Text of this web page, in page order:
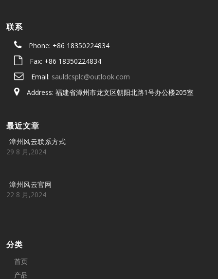
联系
Phone: +86 18350224834
Fax: +86 18350224834
Email: sauldcsplc@outlook.com
Address: 福建省漳州市龙文区朝阳北路1号办公楼205室
最近文章
漳州风云联系方式
29 8 月,2024
漳州风云官网
22 8 月,2024
分类
首页
产品